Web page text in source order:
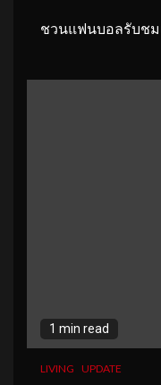
ชวนแฟนบอลรับชม
1 min read
LIVING UPDATE